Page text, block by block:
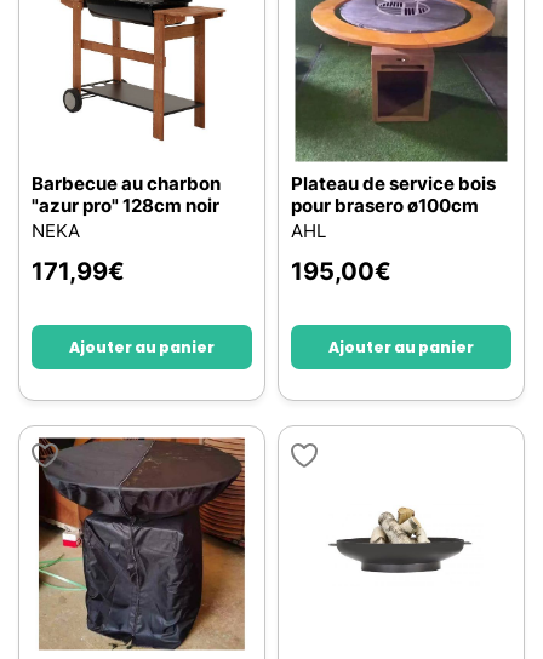
Barbecue au charbon
"azur pro" 128cm noir
NEKA
171,99€
Ajouter au panier
Plateau de service bois
pour brasero ø100cm
AHL
195,00€
Ajouter au panier